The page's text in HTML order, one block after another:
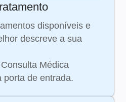
disponíveis e
descreve a sua
Médica
porta de entrada.